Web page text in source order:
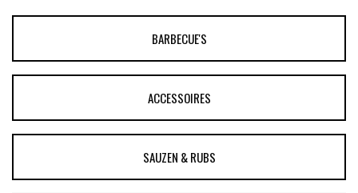
BARBECUE'S
ACCESSOIRES
SAUZEN & RUBS